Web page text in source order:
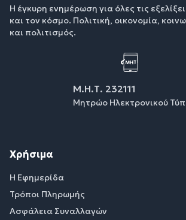
Η έγκυρη ενημέρωση για όλες τις
και τον κόσμο. Πολιτική, οικονομία,
και πολιτισμός.
Μ.Η.Τ. 232111
Μητρώο Ηλεκτρονικού
Χρήσιμα
Η Εφημερίδα
Τρόποι Πληρωμής
Ασφάλεια Συναλλαγών